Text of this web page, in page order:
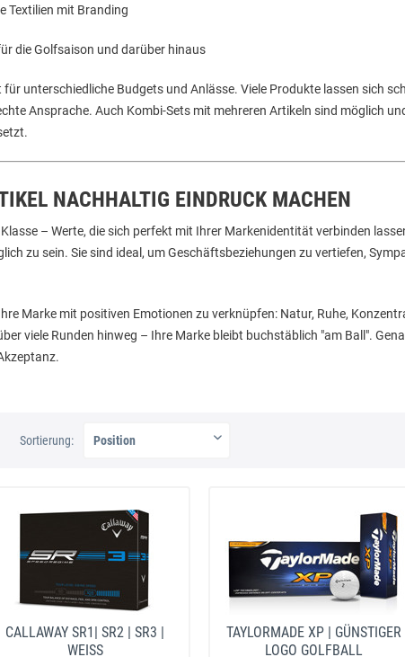
Textilien mit Branding
die Golfsaison und darüber hinaus
unterschiedliche Budgets und Anlässe. Viele Produkte lassen sich
Ansprache. Auch Kombi-Sets mit mehreren Artikeln sind möglich
NACHHALTIG EINDRUCK MACHEN
– Werte, die sich perfekt mit Ihrer Markenidentität verbinden
zu sein. Sie sind ideal, um Geschäftsbeziehungen zu vertiefen,
Marke mit positiven Emotionen zu verknüpfen: Natur, Ruhe,
viele Runden hinweg – Ihre Marke bleibt buchstäblich "am Ball".
Sortierung:
CALLAWAY SR1| SR2 | SR3 |
WEISS
TAYLORMADE XP | GÜNSTIGER
LOGO GOLFBALL